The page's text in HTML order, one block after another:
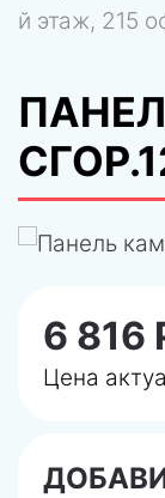
й этаж, 215
6 816
Цена